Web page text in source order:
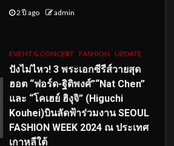
2 ปี ago admin
EVENT & CONCERT FASHION UPDATE
ปังไม่ไหว! 3 พระเอกซีรีส์วายสุด
ฮอต “ฟอร์ด-ฐิติพงศ์”“Nat Chen”
และ “โคเฮย์ ฮิงุจิ” (Higuchi
Kouhei)บินลัดฟ้าร่วมงาน SEOUL
FASHION WEEK 2024 ณ ประเทศ
เกาหลีใต้